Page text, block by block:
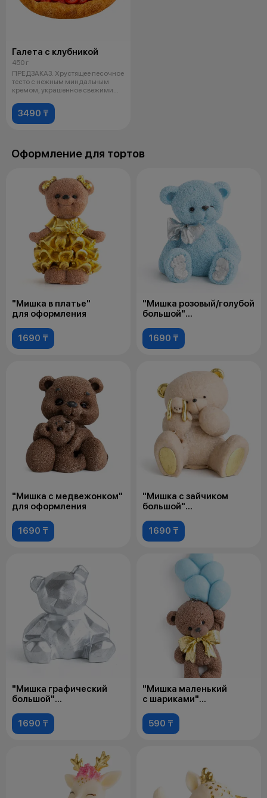
Галета с клубникой
450 г
ПРЕДЗАКАЗ. Хрустящее песочное
тесто с нежным миндальным
кремом, украшенное свежими
3490 ₸
Оформление для тортов
"Мишка в платье"
для оформления
1690 ₸
"Мишка розовый/голубой
большой"
1690 ₸
"Мишка с медвежонком"
для оформления
1690 ₸
"Мишка с зайчиком
большой"
1690 ₸
"Мишка графический
большой"
1690 ₸
"Мишка маленький
с шариками"
590 ₸